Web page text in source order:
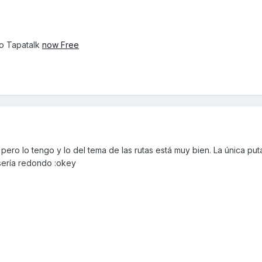
Tapatalk now Free
lo tengo y lo del tema de las rutas está muy bien. La única
redondo :okey